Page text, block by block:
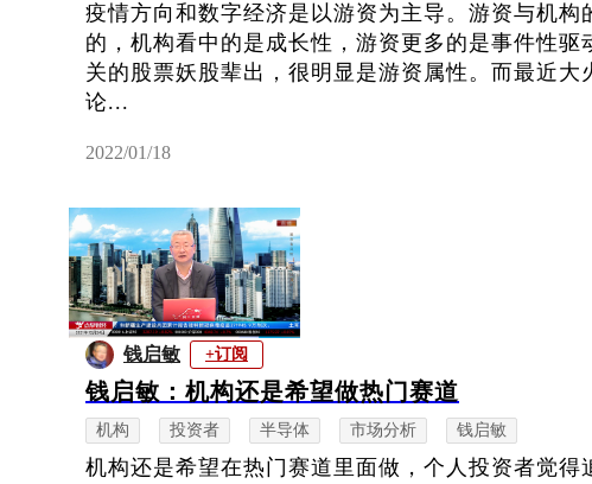
疫情方向和数字经济是以游资为主导。游资与机构
的，机构看中的是成长性，游资更多的是事件性驱
关的股票妖股辈出，很明显是游资属性。而最近大
论...
2022/01/18
钱启敏 +订阅
钱启敏：机构还是希望做热门赛道
机构 投资者 半导体 市场分析 钱启敏
机构还是希望在热门赛道里面做，个人投资者觉得